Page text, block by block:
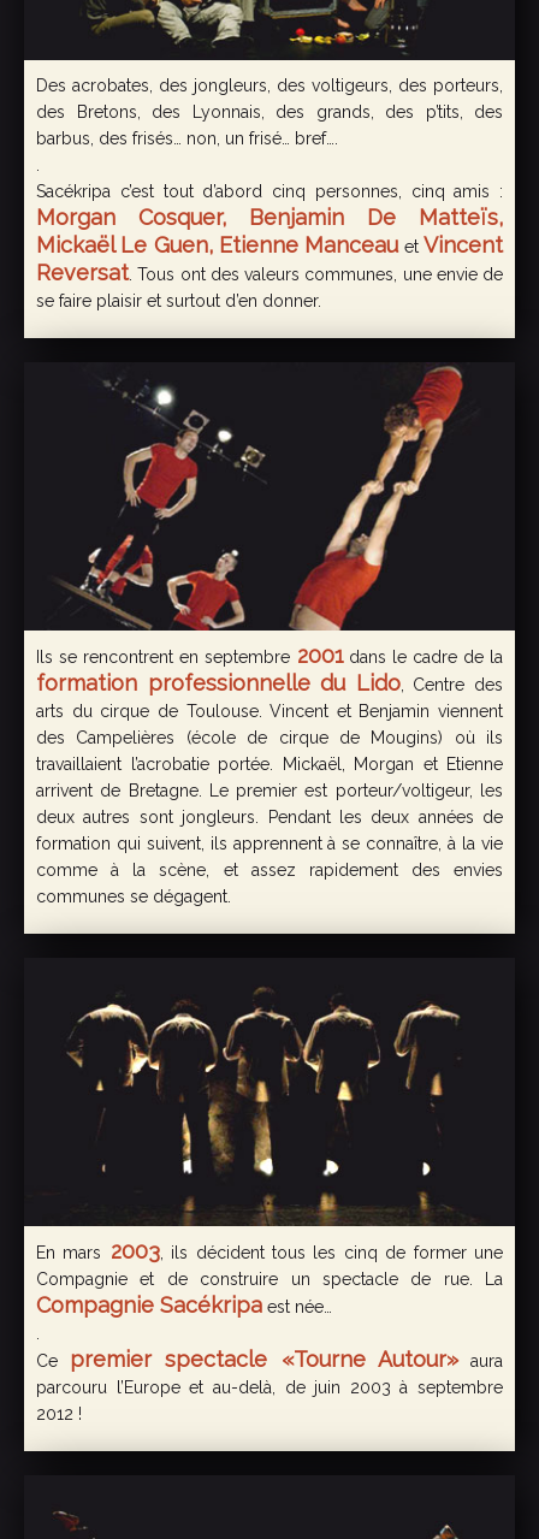
Des acrobates, des jongleurs, des voltigeurs, des porteurs,
des Bretons, des Lyonnais, des grands, des p’tits, des
barbus, des frisés… non, un frisé… bref….
Sacékripa c’est tout d’abord cinq personnes, cinq amis :
Morgan Cosquer, Benjamin De Matteïs,
Mickaël Le Guen, Etienne Manceauet Vincent
Reversat. Tous ont des valeurs communes, une envie de
se faire plaisir et surtout d’en donner.
Ils se rencontrent en septembre2001dans le cadre de la
formation professionnelle du Lido, Centre des
arts du cirque de Toulouse. Vincent et Benjamin viennent
des Campelières (école de cirque de Mougins) où ils
travaillaient l’acrobatie portée. Mickaël, Morgan et Etienne
arrivent de Bretagne. Le premier est porteur/voltigeur, les
deux autres sont jongleurs. Pendant les deux années de
formation qui suivent, ils apprennent à se connaître, à la vie
comme à la scène, et assez rapidement des envies
communes se dégagent.
En mars 2003, ils décident tous les cinq de former une
Compagnie et de construire un spectacle de rue. La
Compagnie Sacékripa est née…
Ce premier spectacle «Tourne Autour»aura
parcouru l’Europe et au-delà, de juin 2003 à septembre
2012 !